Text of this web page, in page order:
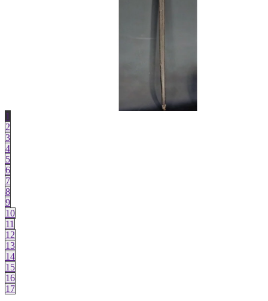
1
2
3
4
5
6
7
8
9
10
11
12
13
14
15
16
17